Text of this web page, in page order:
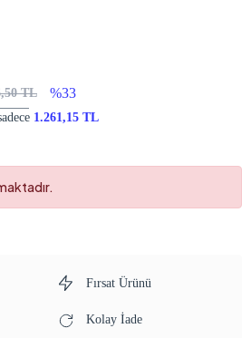
TL %33
1.261,15 TL
Fırsat Ürünü
Kolay İade